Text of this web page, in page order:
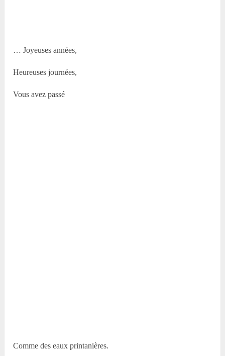
… Joyeuses années,
Heureuses journées,
Vous avez passé
Comme des eaux printanières.